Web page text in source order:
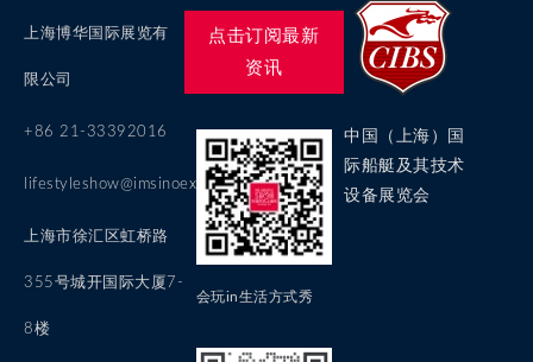
上海博华国际展览有
限公司
+86 21-33392016
lifestyleshow@imsinoexpo.com
上海市徐汇区虹桥路
355号城开国际大厦7-
8楼
点击订阅最新
资讯
会玩in生活方式秀
中国（上海）国
际船艇及其技术
设备展览会